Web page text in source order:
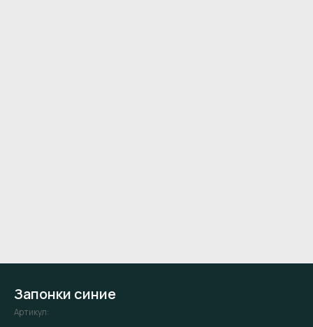
Запонки синие
Артикул: